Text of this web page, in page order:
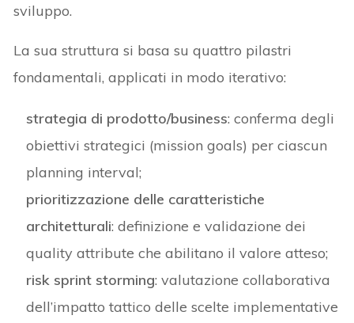
sviluppo.
La sua struttura si basa su quattro pilastri
fondamentali, applicati in modo iterativo:
strategia di prodotto/business: conferma degli
obiettivi strategici (mission goals) per ciascun
planning interval;
prioritizzazione delle caratteristiche
architetturali: definizione e validazione dei
quality attribute che abilitano il valore atteso;
risk sprint storming: valutazione collaborativa
dell’impatto tattico delle scelte implementative